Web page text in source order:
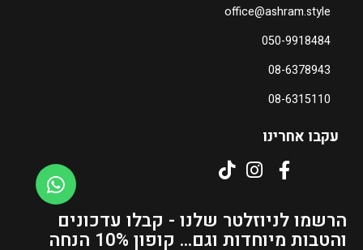
עקבו אחרינו
הרשמו לניוזלטר שלנו - קבלו עדכונים
והטבות מיוחדות וגם... קופון 10% הנחה
office@ashram.style
050-9918484
08-6378943
08-6315110